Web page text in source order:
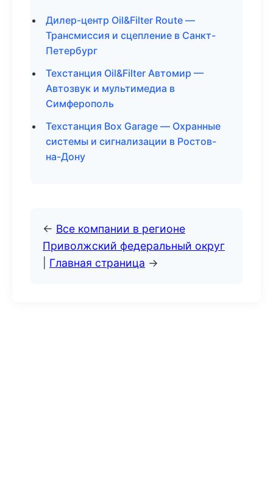
Дилер-центр Oil&Filter Route —
Трансмиссия и сцепление в Санкт-
Петербург
Техстанция Oil&Filter Автомир —
Автозвук и мультимедиа в
Симферополь
Техстанция Box Garage — Охранные
системы и сигнализации в Ростов-
на-Дону
← Все компании в регионе
Приволжский федеральный округ
Главная страница →